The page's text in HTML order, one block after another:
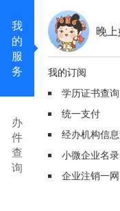
我
的
服
务
办
件
查
询
晚上
我的订阅
学历证书查询
统一支付
经办机构信
小微企业名录
企业注销一